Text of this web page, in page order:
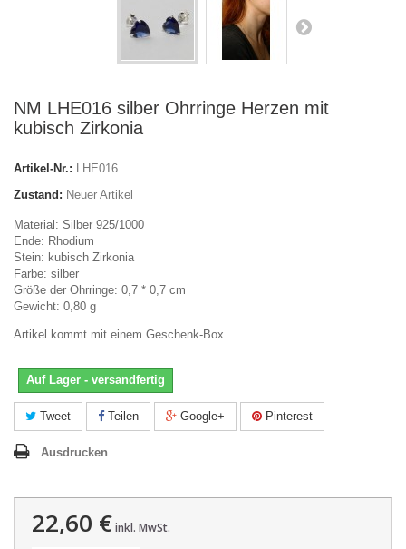
NM LHE016 silber Ohrringe Herzen mit
kubisch Zirkonia
Artikel-Nr.: LHE016
Zustand: Neuer Artikel
Material: Silber 925/1000
Ende: Rhodium
Stein: kubisch Zirkonia
Farbe: silber
Größe der Ohrringe: 0,7 * 0,7 cm
Gewicht: 0,80 g
Artikel kommt mit einem Geschenk-Box.
Auf Lager - versandfertig
Tweet Teilen Google+ Pinterest
Ausdrucken
22,60 €inkl. MwSt.